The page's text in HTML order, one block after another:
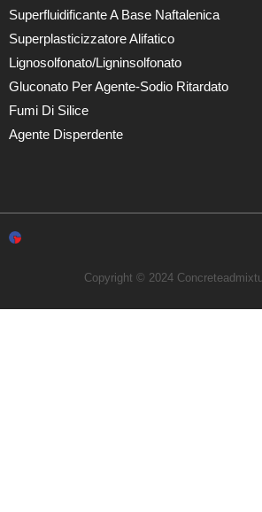
Superfluidificante A Base Naftalenica
Superplasticizzatore Alifatico
Lignosolfonato/ligninsolfonato
Gluconato Per Agente-Sodio Ritardato
Fumi Di Silice
Agente Disperdente
Copyright © 2024